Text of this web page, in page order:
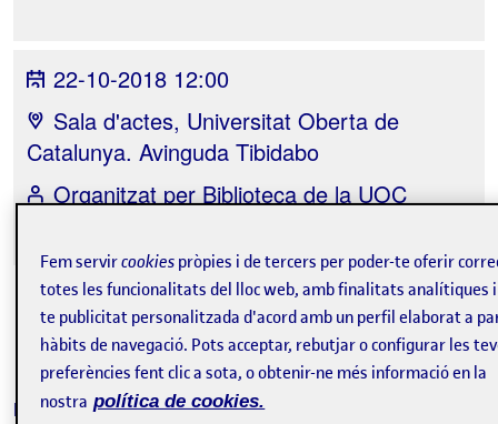
22-10-2018 12:00
Sala d'actes, Universitat Oberta de
Catalunya. Avinguda Tibidabo
Organitzat perBiblioteca de la UOC
Tweet
La inscripció ha finalitzat.
Fem servircookies pròpies i de tercers per poder-te oferir
totes les funcionalitats del lloc web, amb finalitats analítiques
te publicitat personalitzada d'acord amb un perfil elaborat a
hàbits de navegació. Pots acceptar, rebutjar o configurar les
preferències fent clic a sota, o obtenir-ne més informació en la
nostra política de cookies.